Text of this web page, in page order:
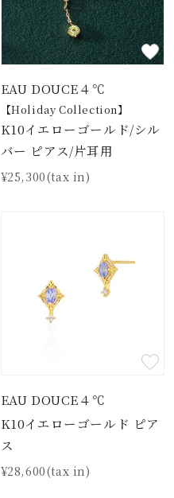
EAU DOUCE４℃
【Holiday Collection】
K10イエローゴールド/シル
バー ピアス/片耳用
¥25,300(tax in)
EAU DOUCE４℃
K10イエローゴールド ピア
ス
¥28,600(tax in)